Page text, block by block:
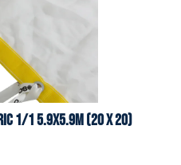
1 5.9x5.9m (20 x 20)